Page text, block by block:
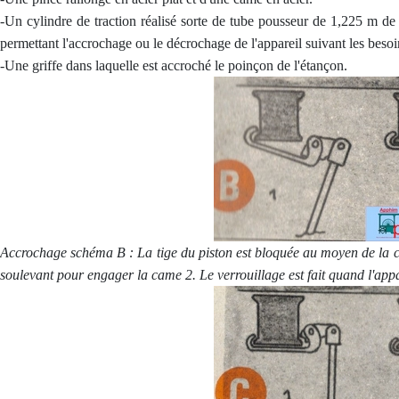
-Un cylindre de traction réalisé sorte de tube pousseur de 1,225 m
permettant l'accrochage ou le décrochage de l'appareil suivant les
-Une griffe dans laquelle est accroché le poinçon de l'étançon.
Accrochage schéma B : La tige du piston est bloquée au moyen de
soulevant pour engager la came 2. Le verrouillage est fait quand